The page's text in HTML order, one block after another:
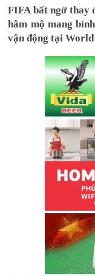
FIFA bất ngờ thay
hâm mộ mang
vận động tại World